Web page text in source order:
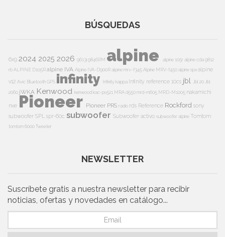
BÚSQUEDAS
6x9 2024 2025 2026 9613i9846RM alpine alpine 105r alpine cda 9812
rbALPINE D105Ralpine IVA Alpine IVA-D900Ralpine mrv-f345Alpine MRV-f450alpine spxalpine
v12 Avic BluetoothGPS infinity Infinity kappa Infinity reference 10cs jbl Jbl 20 Jbl
2060 jWKA Kenwood kenwood kac-ps521 MRA d550mrd-m605 MRD-M1005 nakamichi
nve Pioneer Pioneer PRS radio rds Reference Rockford sony
subwoofer SPL spr-60c subwoofer Subwoofer activo subwoofer alpine Tomtom
tomtom 6000Tweeter
NEWSLETTER
Suscríbete gratis a nuestra newsletter para recibir
noticias, ofertas y novedades en catálogo...